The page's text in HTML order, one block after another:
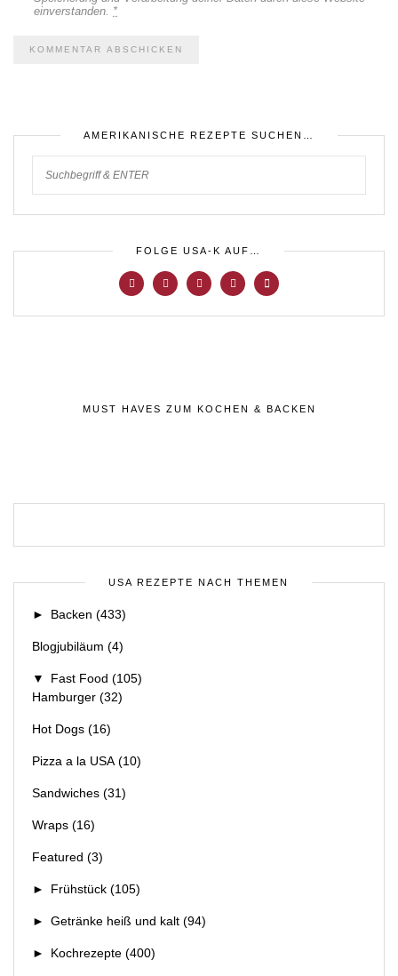
einverstanden. *
AMERIKANISCHE REZEPTE SUCHEN…
FOLGE USA-K AUF…
MUST HAVES ZUM KOCHEN & BACKEN
USA REZEPTE NACH THEMEN
► Backen (433)
Blogjubiläum (4)
▼ Fast Food (105)
Hamburger (32)
Hot Dogs (16)
Pizza a la USA (10)
Sandwiches (31)
Wraps (16)
Featured (3)
► Frühstück (105)
► Getränke heiß und kalt (94)
► Kochrezepte (400)